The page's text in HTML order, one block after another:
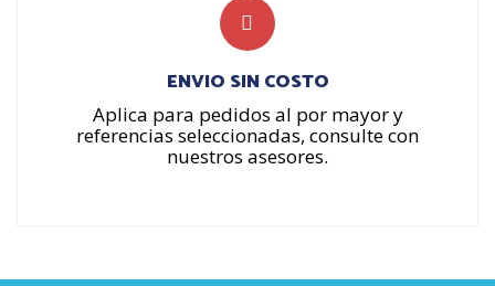
ENVIO SIN COSTO
Aplica para pedidos al por mayor y
referencias seleccionadas, consulte con
nuestros asesores.